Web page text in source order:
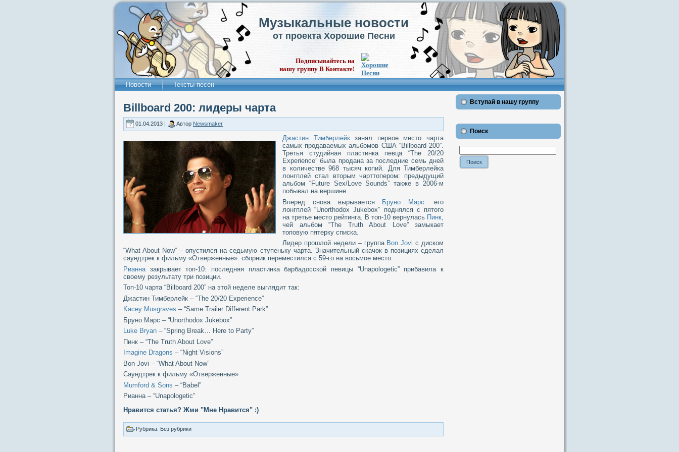
Музыкальные новости
от проекта Хорошие Песни
Подписывайтесь на
нашу группу В Контакте!
Новости Тексты песен
Billboard 200: лидеры чарта
01.04.2013 | Автор Newsmaker
Джастин Тимберлейкзанял первое место чарта
самых продаваемых альбомов США “Billboard 200”.
Третья студийная пластинка певца “The 20/20
Experience” была продана за последние семь дней
в количестве 968 тысяч копий. Для Тимберлейка
лонгплей стал вторым чарттопером: предыдущий
альбом “Future Sex/Love Sounds” также в 2006-м
побывал на вершине.
Вперед снова вырывается
Бруно Марс: его
лонгплей “Unorthodox Jukebox” поднялся с пятого
на третье место рейтинга. В топ-10 вернулась Пинк
чей альбом “The Truth About Love” замыкает
топовую пятерку списка.
Лидер прошлой недели – группа Bon Jovi с диском
“What About Now” – опустился на седьмую ступеньку чарта. Значительный скачок в позициях сделал
саундтрек к фильму «Отверженные»: сборник переместился с 59-го на восьмое место.
Рианна закрывает топ-10: последняя пластинка барбадосской певицы “Unapologetic” прибавила к
своему результату три позиции.
Топ-10 чарта “Billboard 200” на этой неделе выглядит так:
Джастин Тимберлейк – “The 20/20 Experience”
Kacey Musgraves – “Same Trailer Different Park”
Бруно Марс – “Unorthodox Jukebox”
Luke Bryan – “Spring Break… Here to Party”
Пинк – “The Truth About Love”
Imagine Dragons – “Night Visions”
Bon Jovi – “What About Now”
Саундтрек к фильму «Отверженные»
Mumford & Sons – “Babel”
Рианна – “Unapologetic”
Нравится статья? Жми "Мне Нравится" :)
Рубрика: Без рубрики
Вступай в нашу группу
Поиск